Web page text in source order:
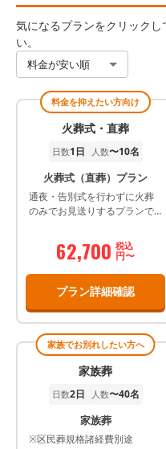
気になるプランをクリック
い。
料金が安い順
料金を抑えたい方向け
火葬式・直葬
日数1日 人数〜10名
火葬式（直葬）プラン
通夜・告別式を行わずに火葬
のみでお見送りするプランで
62,700 税込
円〜
プラン詳細確認
家族でお別れしたい方へ
家族葬
日数2日 人数〜40名
家族葬
※区民葬規格諸経費別途